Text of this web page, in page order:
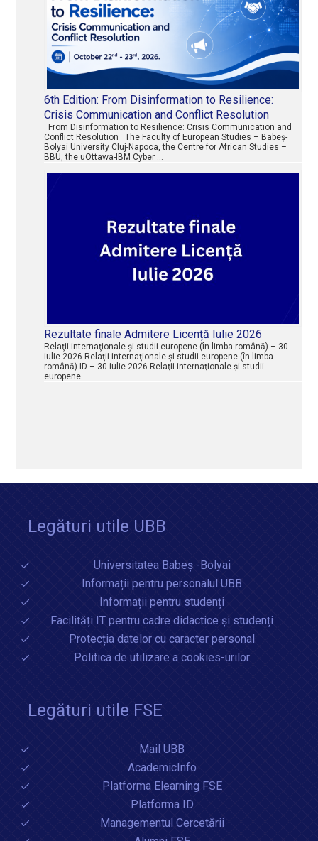
6th Edition: From Disinformation to Resilience:
Crisis Communication and Conflict Resolution
From Disinformation to Resilience: Crisis Communication and
Conflict Resolution The Faculty of European Studies – Babeș-
Bolyai University Cluj-Napoca, the Centre for African Studies –
BBU, the uOttawa-IBM Cyber …
Rezultate finale Admitere Licență Iulie 2026
Relaţii internaţionale şi studii europene (în limba română) – 30
iulie 2026 Relaţii internaţionale şi studii europene (în limba
română) ID – 30 iulie 2026 Relaţii internaţionale şi studii
europene …
Legături utile UBB
Universitatea Babeș -Bolyai
Informații pentru personalul UBB
Informații pentru studenți
Facilități IT pentru cadre didactice și studenți
Protecția datelor cu caracter personal
Politica de utilizare a cookies-urilor
Legături utile FSE
Mail UBB
AcademicInfo
Platforma Elearning FSE
Platforma ID
Managementul Cercetării